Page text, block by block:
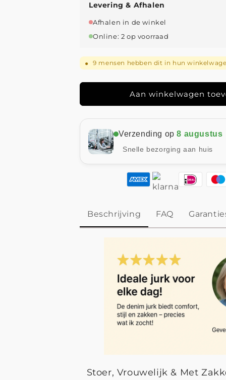
Jill
|
Mini
met
Zijzakken
Jill
|
Mini
met
Zijzakken
Levering & Afhalen
Afhalen in de winkel
Online: 2 op voorraad
● 9 mensen hebben dit in hun
Aan winkelwagen
Verzending op8 augustus
Snelle bezorging aan huis
Beschrijving FAQ
Stoer, Vrouwelijk & Met